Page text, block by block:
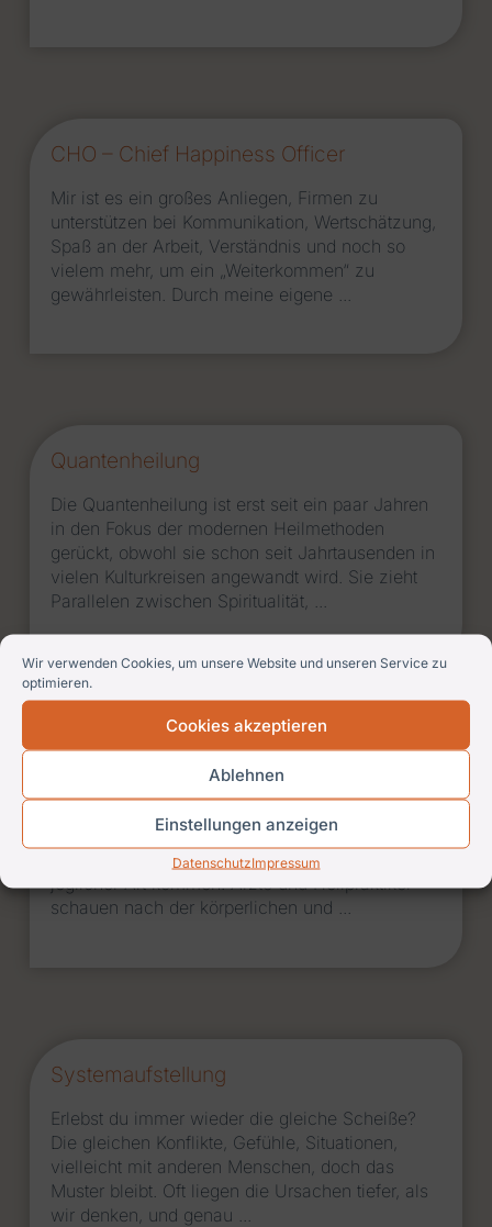
Wir verwenden Cookies, um unsere Website und unseren Service zu
optimieren.
Cookies akzeptieren
Ablehnen
Einstellungen anzeigen
DatenschutzImpressum
CHO – Chief Happiness Officer
Mir ist es ein großes Anliegen, Firmen zu
unterstützen bei Kommunikation, Wertschätzung,
Spaß an der Arbeit, Verständnis und noch so
vielem mehr, um ein „Weiterkommen“ zu
gewährleisten. Durch meine eigene ...
Quanten­heilung
Die Quantenheilung ist erst seit ein paar Jahren
in den Fokus der modernen Heilmethoden
gerückt, obwohl sie schon seit Jahrtausenden in
vielen Kulturkreisen angewandt wird. Sie zieht
Parallelen zwischen Spiritualität, ...
Human-Energetik
arbeiten zusammen. Wenn eines davon im
Ungleichgewicht ist, kann es zu Schwierigkeiten
jeglicher Art kommen. Ärzte und Heilpraktiker
schauen nach der körperlichen und ...
System­aufstellung
Erlebst du immer wieder die gleiche Scheiße?
Die gleichen Konflikte, Gefühle, Situationen,
vielleicht mit anderen Menschen, doch das
Muster bleibt. Oft liegen die Ursachen tiefer, als
wir denken, und genau ...